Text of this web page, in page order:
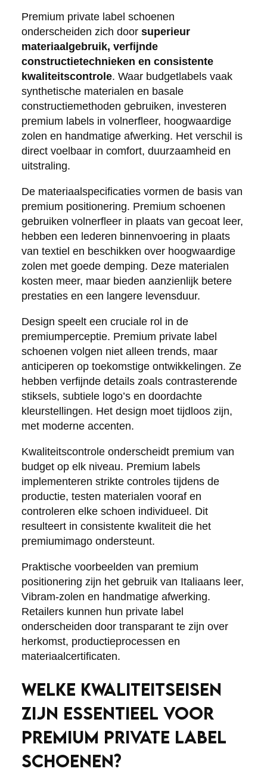
Premium private label schoenen
onderscheiden zich door superieur
materiaalgebruik, verfijnde
constructietechnieken en consistente
kwaliteitscontrole. Waar budgetlabels vaak
synthetische materialen en basale
constructiemethoden gebruiken, investeren
premium labels in volnerfleer, hoogwaardige
zolen en handmatige afwerking. Het verschil is
direct voelbaar in comfort, duurzaamheid en
uitstraling.
De materiaalspecificaties vormen de basis van
premium positionering. Premium schoenen
gebruiken volnerfleer in plaats van gecoat leer,
hebben een lederen binnenvoering in plaats
van textiel en beschikken over hoogwaardige
zolen met goede demping. Deze materialen
kosten meer, maar bieden aanzienlijk betere
prestaties en een langere levensduur.
Design speelt een cruciale rol in de
premiumperceptie. Premium private label
schoenen volgen niet alleen trends, maar
anticiperen op toekomstige ontwikkelingen. Ze
hebben verfijnde details zoals contrasterende
stiksels, subtiele logo’s en doordachte
kleurstellingen. Het design moet tijdloos zijn,
met moderne accenten.
Kwaliteitscontrole onderscheidt premium van
budget op elk niveau. Premium labels
implementeren strikte controles tijdens de
productie, testen materialen vooraf en
controleren elke schoen individueel. Dit
resulteert in consistente kwaliteit die het
premiumimago ondersteunt.
Praktische voorbeelden van premium
positionering zijn het gebruik van Italiaans leer,
Vibram-zolen en handmatige afwerking.
Retailers kunnen hun private label
onderscheiden door transparant te zijn over
herkomst, productieprocessen en
materiaalcertificaten.
WELKE KWALITEITSEISEN
ZIJN ESSENTIEEL VOOR
PREMIUM PRIVATE LABEL
SCHOENEN?